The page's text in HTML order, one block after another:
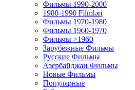
Фильмы 1990-2000
1980-1990 Filmləri
Фильмы 1970-1980
Фильмы 1960-1970
Фильмы >1960
Зарубежные Фильмы
Русские Фильмы
Азербайджан Фильмы
Новые Фильмы
Популярные